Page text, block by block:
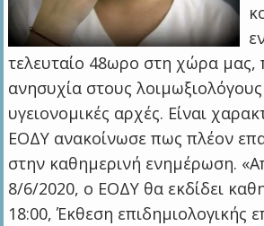
τελευταίο 48ωρο στη χώρα μας,
ανησυχία στους λοιμωξιολόγους
υγειονομικές αρχές. Είναι
ΕΟΔΥ ανακοίνωσε πως πλέον
στην καθημερινή ενημέρωση.
8/6/2020, ο ΕΟΔΥ θα εκδίδει
18:00, Έκθεση επιδημιολογικής